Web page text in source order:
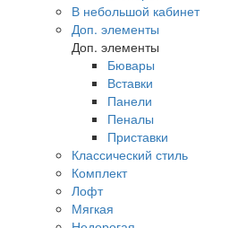
В небольшой кабинет
Доп. элементы
Доп. элементы
Бювары
Вставки
Панели
Пеналы
Приставки
Классический стиль
Комплект
Лофт
Мягкая